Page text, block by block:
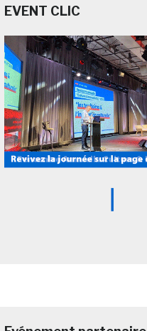
EVENT CLIC